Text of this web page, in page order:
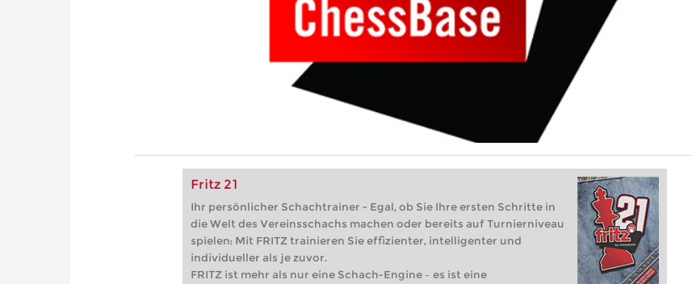
Fritz 21
Ihr persönlicher Schachtrainer - Egal, ob Sie Ihre ersten Schritte in
die Welt des Vereinsschachs machen oder bereits auf Turnierniveau
spielen: Mit FRITZ trainieren Sie effizienter, intelligenter und
individueller als je zuvor.
FRITZ ist mehr als nur eine Schach-Engine – es ist eine